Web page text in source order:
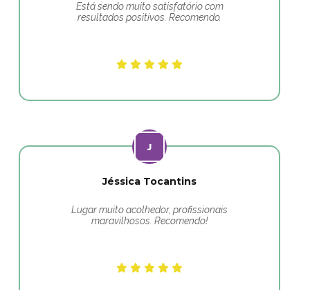
Está sendo muito satisfatório com
resultados positivos. Recomendo.
Jéssica Tocantins
Lugar muito acolhedor, profissionais
maravilhosos. Recomendo!